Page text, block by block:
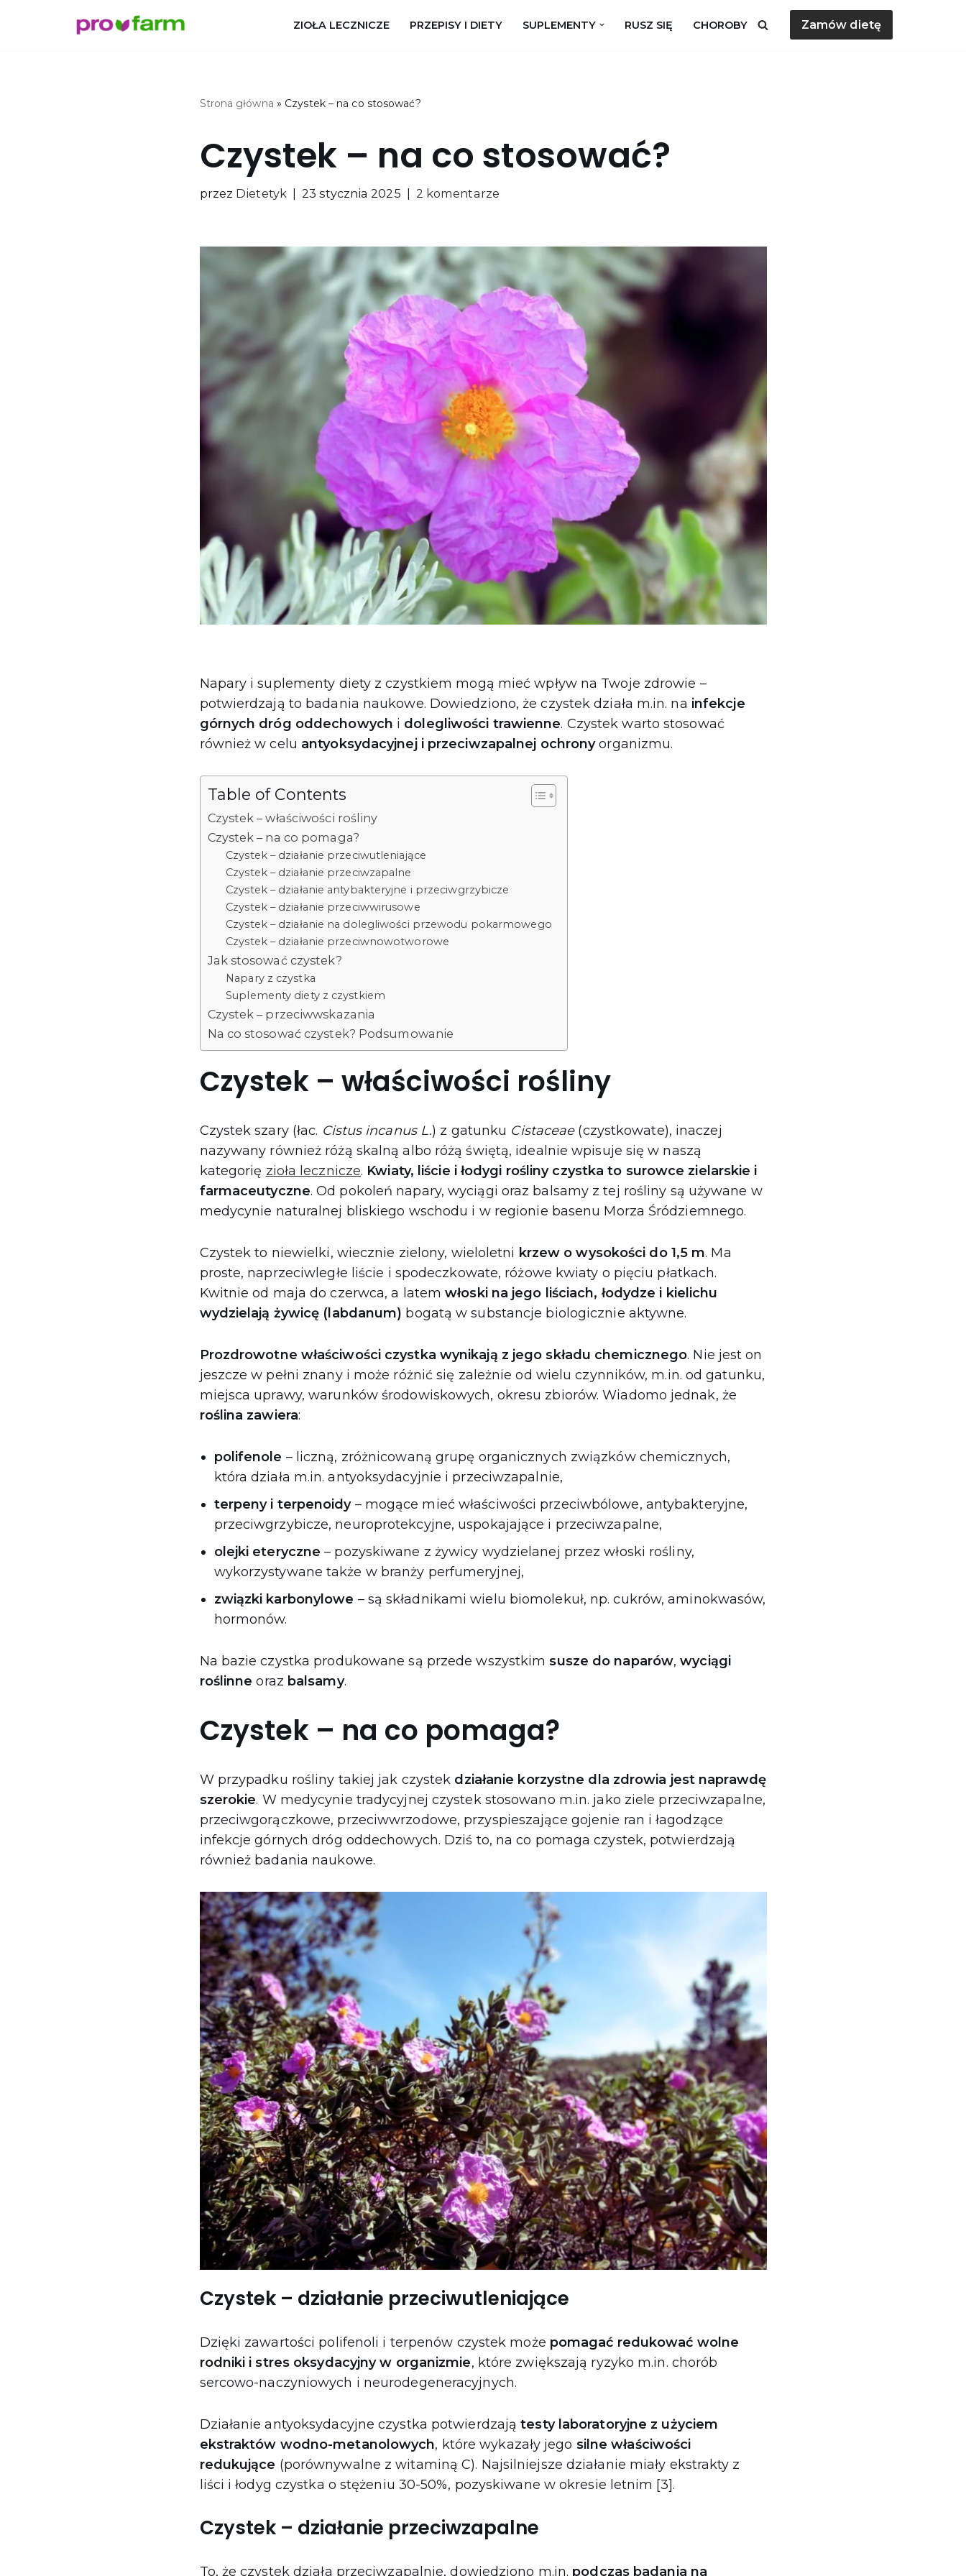
ZIOŁA LECZNICZE PRZEPISY I DIETY SUPLEMENTY RUSZ SIĘ CHOROBY Zamów dietę
Strona główna » Czystek – na co stosować?
Czystek – na co stosować?
przez Dietetyk 23 stycznia 2025 2 komentarze
Napary i suplementy diety z czystkiem mogą mieć wpływ na Twoje zdrowie –
potwierdzają to badania naukowe. Dowiedziono, że czystek działa m.in. na infekcje
górnych dróg oddechowych i dolegliwości trawienne. Czystek warto stosować
również w celu antyoksydacyjnej i przeciwzapalnej ochronyorganizmu.
Table of Contents
Czystek – właściwości rośliny
Czystek – na co pomaga?
Czystek – działanie przeciwutleniające
Czystek – działanie przeciwzapalne
Czystek – działanie antybakteryjne i przeciwgrzybicze
Czystek – działanie przeciwwirusowe
Czystek – działanie na dolegliwości przewodu pokarmowego
Czystek – działanie przeciwnowotworowe
Jak stosować czystek?
Napary z czystka
Suplementy diety z czystkiem
Czystek – przeciwwskazania
Na co stosować czystek? Podsumowanie
Czystek – właściwości rośliny
Czystek szary (łac. Cistus incanus L.) z gatunku Cistaceae(czystkowate), inaczej
nazywany również różą skalną albo różą świętą, idealnie wpisuje się w naszą
kategorię zioła lecznicze. Kwiaty, liście i łodygi rośliny czystka to surowce zielarskie i
farmaceutyczne. Od pokoleń napary, wyciągi oraz balsamy z tej rośliny są używane w
medycynie naturalnej bliskiego wschodu i w regionie basenu Morza Śródziemnego.
Czystek to niewielki, wiecznie zielony, wieloletni krzew o wysokości do 1,5 m. Ma
proste, naprzeciwległe liście i spodeczkowate, różowe kwiaty o pięciu płatkach.
Kwitnie od maja do czerwca, a latemwłoski na jego liściach, łodydze i kielichu
wydzielają żywicę (labdanum) bogatą w substancje biologicznie aktywne.
Prozdrowotne właściwości czystka wynikają z jego składu chemicznego. Nie jest on
jeszcze w pełni znany i może różnić się zależnie od wielu czynników, m.in. od gatunku,
miejsca uprawy, warunków środowiskowych, okresu zbiorów. Wiadomo jednak, że
roślina zawiera:
polifenole – liczną, zróżnicowaną grupę organicznych związków chemicznych,
która działa m.in. antyoksydacyjnie i przeciwzapalnie,
terpeny i terpenoidy– mogące mieć właściwości przeciwbólowe, antybakteryjne,
przeciwgrzybicze, neuroprotekcyjne, uspokajające i przeciwzapalne,
olejki eteryczne – pozyskiwane z żywicy wydzielanej przez włoski rośliny,
wykorzystywane także w branży perfumeryjnej,
związki karbonylowe – są składnikami wielu biomolekuł, np. cukrów, aminokwasów,
hormonów.
Na bazie czystka produkowane są przede wszystkimsusze do naparów,wyciągi
roślinne oraz balsamy.
Czystek – na co pomaga?
W przypadku rośliny takiej jak czystek działanie korzystne dla zdrowia jest naprawdę
szerokie. W medycynie tradycyjnej czystek stosowano m.in. jako ziele przeciwzapalne,
przeciwgorączkowe, przeciwwrzodowe, przyspieszające gojenie ran i łagodzące
infekcje górnych dróg oddechowych. Dziś to, na co pomaga czystek, potwierdzają
również badania naukowe.
Czystek – działanie przeciwutleniające
Dzięki zawartości polifenoli i terpenów czystek może pomagać redukować wolne
rodniki i stres oksydacyjny w organizmie, które zwiększają ryzyko m.in. chorób
sercowo-naczyniowych i neurodegeneracyjnych.
Działanie antyoksydacyjne czystka potwierdzajątesty laboratoryjne z użyciem
ekstraktów wodno-metanolowych, które wykazały jego silne właściwości
redukujące (porównywalne z witaminą C). Najsilniejsze działanie miały ekstrakty z
liści i łodyg czystka o stężeniu 30-50%, pozyskiwane w okresie letnim [3].
Czystek – działanie przeciwzapalne
To, że czystek działa przeciwzapalnie, dowiedziono m.in. podczas badania na